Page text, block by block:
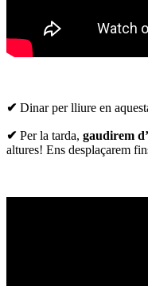
✔ Dinar per lliure en
✔ Per la tarda, gaudirem
altures! Ens desplaçarem